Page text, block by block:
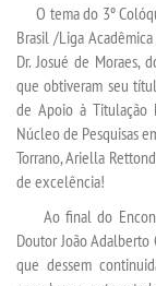
MATRÍCULA
EDITAL
EDITAL -
PUBLICAÇÕES
O tema do 3º
Brasil /Liga
Dr. Josué de Moraes,
que obtiveram seu
de Apoio à Titulação
Núcleo de Pesquisas
Torrano, Ariella
de excelência!
Ao final do
Doutor João Adalberto
que dessem